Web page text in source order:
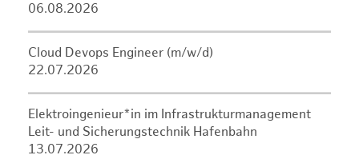
06.08.2026
Cloud Devops Engineer (m/w/d)
22.07.2026
Elektroingenieur*in im Infrastrukturmanagement
Leit- und Sicherungstechnik Hafenbahn
13.07.2026